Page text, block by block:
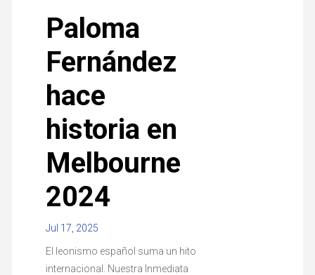
Paloma
Fernández
hace
historia en
Melbourne
2024
Jul 17, 2025
El leonismo español suma un hito
internacional. Nuestra Inmediata